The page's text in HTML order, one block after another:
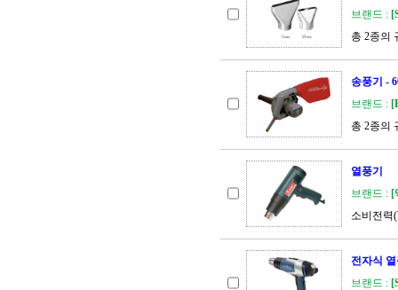
브랜드 :
총 2종의
송풍기 -
브랜드 :
총 2종의
열풍기
브랜드 : [
소비전력
전자식
브랜드 :